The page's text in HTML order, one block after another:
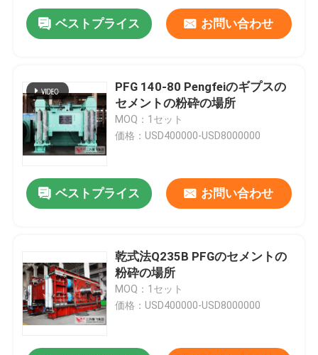
ベストプライス お問い合わせ
PFG 140-80 Pengfeiのギプスの
セメントの粉砕の場所
MOQ：1セット
価格：USD400000-USD8000000
ベストプライス お問い合わせ
乾式法Q235B PFGのセメントの
粉砕の場所
MOQ：1セット
価格：USD400000-USD8000000